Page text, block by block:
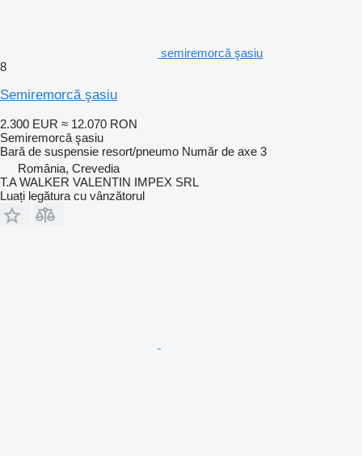
semiremorcă şasiu
8
Semiremorcă şasiu
2.300 EUR ≈ 12.070 RON
Semiremorcă şasiu
Bară de suspensie resort/pneumo Număr de axe 3
România, Crevedia
T.A WALKER VALENTIN IMPEX SRL
Luați legătura cu vânzătorul